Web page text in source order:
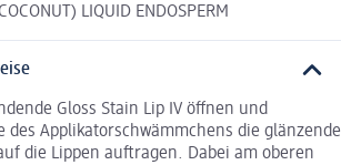
LIQUID ENDOSPERM
Gloss Stain Lip IV öffnen und
Applikatorschwämmchens die glänzende
die Lippen auftragen. Dabei am oberen